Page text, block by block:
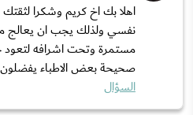
اهلا بك اخ كريم وشكرا لثقتك
نفسي ولذلك يجب ان يعالج
مستمرة وتحت اشرافه لتعود
صحيحة بعض الاطباء يفضلون
السؤال